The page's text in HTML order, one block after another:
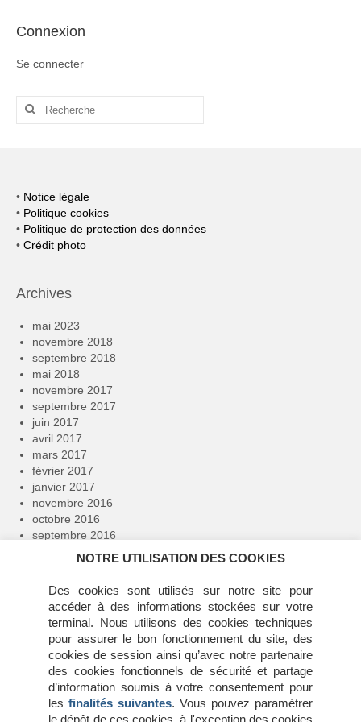
Connexion
Se connecter
Rechercher
• Notice légale
• Politique cookies
• Politique de protection des données
• Crédit photo
Archives
mai 2023
novembre 2018
septembre 2018
mai 2018
novembre 2017
septembre 2017
juin 2017
avril 2017
mars 2017
février 2017
janvier 2017
novembre 2016
octobre 2016
septembre 2016
avril 2016
janvier 2016
décembre 2015
novembre 2015
juin 2015
mai 2015
avril 2015
mars 2015
février 2015
NOTRE UTILISATION DES COOKIES
Des cookies sont utilisés sur notre site pour
accéder à des informations stockées sur votre
terminal. Nous utilisons des cookies techniques
pour assurer le bon fonctionnement du site, des
cookies de session ainsi qu’avec notre partenaire
des cookies fonctionnels de sécurité et partage
d’information soumis à votre consentement pour
les finalités suivantes. Vous pouvez paramétrer
le dépôt de ces cookies, à l'exception des cookies